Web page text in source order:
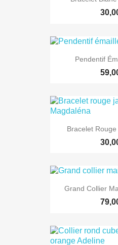
Pendentif
Bracelet Rouge
Grand Collier